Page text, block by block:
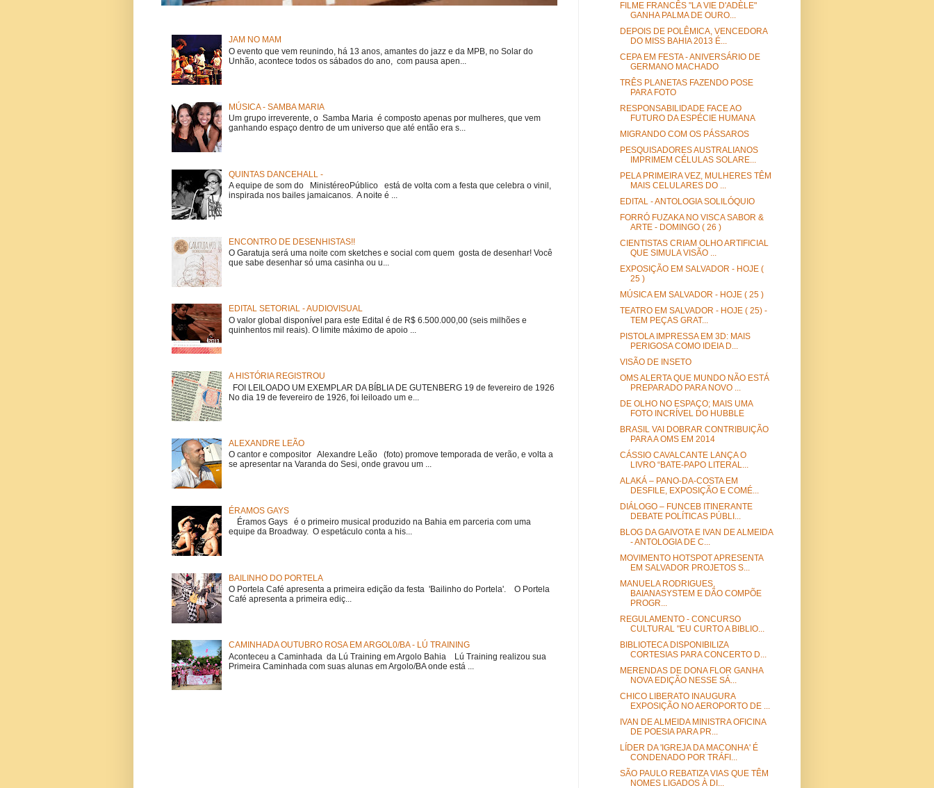
JAM NO MAM
O evento que vem reunindo, há 13 anos, amantes do jazz e da MPB, no Solar do
Unhão, acontece todos os sábados do ano, com pausa apen...
MÚSICA - SAMBA MARIA
Um grupo irreverente, o Samba Maria é composto apenas por mulheres, que vem
ganhando espaço dentro de um universo que até então era s...
QUINTAS DANCEHALL -
A equipe de som do MinistéreoPúblico está de volta com a festa que celebra o vinil,
inspirada nos bailes jamaicanos. A noite é ...
ENCONTRO DE DESENHISTAS!!
O Garatuja será uma noite com sketches e social com quem gosta de desenhar! Você
que sabe desenhar só uma casinha ou u...
EDITAL SETORIAL - AUDIOVISUAL
O valor global disponível para este Edital é de R$ 6.500.000,00 (seis milhões e
quinhentos mil reais). O limite máximo de apoio ...
A HISTÓRIA REGISTROU
FOI LEILOADO UM EXEMPLAR DA BÍBLIA DE GUTENBERG 19 de fevereiro de 1926
No dia 19 de fevereiro de 1926, foi leiloado um e...
ALEXANDRE LEÃO
O cantor e compositor Alexandre Leão (foto) promove temporada de verão, e volta a
se apresentar na Varanda do Sesi, onde gravou um ...
ÉRAMOS GAYS
Éramos Gays é o primeiro musical produzido na Bahia em parceria com uma
equipe da Broadway. O espetáculo conta a his...
BAILINHO DO PORTELA
O Portela Café apresenta a primeira edição da festa 'Bailinho do Portela'. O Portela
Café apresenta a primeira ediç...
CAMINHADA OUTUBRO ROSA EM ARGOL0/BA - LÚ TRAINING
Aconteceu a Caminhada da Lú Training em Argolo Bahia Lú Training realizou sua
Primeira Caminhada com suas alunas em Argolo/BA onde está ...
FILME FRANCÊS "LA VIE D'ADÈLE"
GANHA PALMA DE OURO...
DEPOIS DE POLÊMICA, VENCEDORA
DO MISS BAHIA 2013 É...
CEPA EM FESTA - ANIVERSÁRIO DE
GERMANO MACHADO
TRÊS PLANETAS FAZENDO POSE
PARA FOTO
RESPONSABILIDADE FACE AO
FUTURO DA ESPÉCIE HUMANA
MIGRANDO COM OS PÁSSAROS
PESQUISADORES AUSTRALIANOS
IMPRIMEM CÉLULAS SOLARE...
PELA PRIMEIRA VEZ, MULHERES TÊM
MAIS CELULARES DO ...
EDITAL - ANTOLOGIA SOLILÓQUIO
FORRÓ FUZAKA NO VISCA SABOR &
ARTE - DOMINGO ( 26 )
CIENTISTAS CRIAM OLHO ARTIFICIAL
QUE SIMULA VISÃO ...
EXPOSIÇÃO EM SALVADOR - HOJE (
25 )
MÚSICA EM SALVADOR - HOJE ( 25 )
TEATRO EM SALVADOR - HOJE ( 25) -
TEM PEÇAS GRAT...
PISTOLA IMPRESSA EM 3D: MAIS
PERIGOSA COMO IDEIA D...
VISÃO DE INSETO
OMS ALERTA QUE MUNDO NÃO ESTÁ
PREPARADO PARA NOVO ...
DE OLHO NO ESPAÇO; MAIS UMA
FOTO INCRÍVEL DO HUBBLE
BRASIL VAI DOBRAR CONTRIBUIÇÃO
PARA A OMS EM 2014
CÁSSIO CAVALCANTE LANÇA O
LIVRO “BATE-PAPO LITERAL...
ALAKÁ – PANO-DA-COSTA EM
DESFILE, EXPOSIÇÃO E COMÉ...
DIÁLOGO – FUNCEB ITINERANTE
DEBATE POLÍTICAS PÚBLI...
BLOG DA GAIVOTA E IVAN DE ALMEIDA
- ANTOLOGIA DE C...
MOVIMENTO HOTSPOT APRESENTA
EM SALVADOR PROJETOS S...
MANUELA RODRIGUES,
BAIANASYSTEM E DÃO COMPÕE
PROGR...
REGULAMENTO - CONCURSO
CULTURAL "EU CURTO A BIBLIO...
BIBLIOTECA DISPONIBILIZA
CORTESIAS PARA CONCERTO D...
MERENDAS DE DONA FLOR GANHA
NOVA EDIÇÃO NESSE SÁ...
CHICO LIBERATO INAUGURA
EXPOSIÇÃO NO AEROPORTO DE ...
IVAN DE ALMEIDA MINISTRA OFICINA
DE POESIA PARA PR...
LÍDER DA 'IGREJA DA MACONHA' É
CONDENADO POR TRÁFI...
SÃO PAULO REBATIZA VIAS QUE TÊM
NOMES LIGADOS À DI...